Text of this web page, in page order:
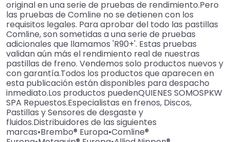
original en una serie de pruebas de rendimiento.Pero
las pruebas de Comline no se detienen con los
requisitos legales. Para aprobar del todo las pastillas
Comline, son sometidas a una serie de pruebas
adicionales que llamamos 'R90+'. Estas pruebas
validan aún más el rendimiento real de nuestras
pastillas de freno. Vendemos solo productos nuevos y
con garantía.Todos los productos que aparecen en
esta publicación están disponibles para despacho
inmediato.Los productos puedenQUIENES SOMOSPKW
SPA Repuestos.Especialistas en frenos, Discos,
Pastillas y Sensores de desgaste y
fluidos.Distribuidores de las siguientes
marcas•Brembo® Europa•Comline®